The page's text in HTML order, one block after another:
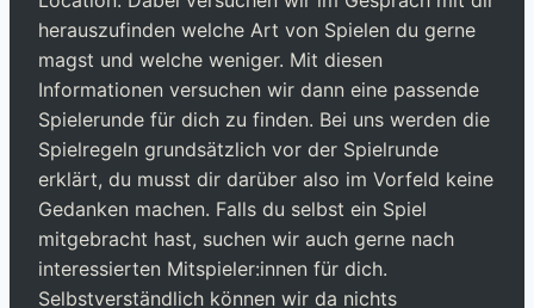
herauszufinden welche Art von Spielen du gerne
magst und welche weniger. Mit diesen
Informationen versuchen wir dann eine passende
Spielerunde für dich zu finden. Bei uns werden die
Spielregeln grundsätzlich vor der Spielrunde
erklärt, du musst dir darüber also im Vorfeld keine
Gedanken machen. Falls du selbst ein Spiel
mitgebracht hast, suchen wir auch gerne nach
interessierten Mitspieler:innen für dich.
Selbstverständlich können wir da nichts